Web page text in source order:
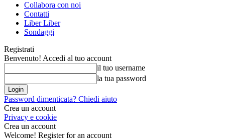
Collabora con noi
Contatti
Liber Liber
Sondaggi
Registrati
Benvenuto! Accedi al tuo account
il tuo username
la tua password
Password dimenticata? Chiedi aiuto
Crea un account
Privacy e cookie
Crea un account
Welcome! Register for an account